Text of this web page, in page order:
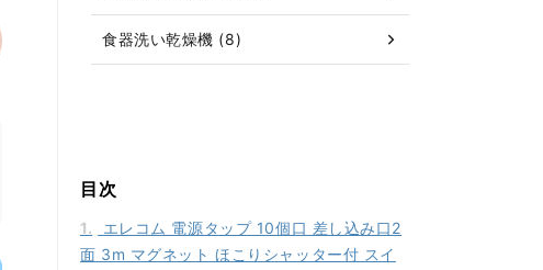
食器洗い乾燥機 (8)
目次
1.
エレコム 電源タップ 10個口 差し込み口2
面 3m マグネット ほこりシャッター付 スイ